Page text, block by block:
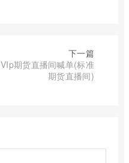
下一篇
VIp期货直播间喊单(标准
期货直播间)